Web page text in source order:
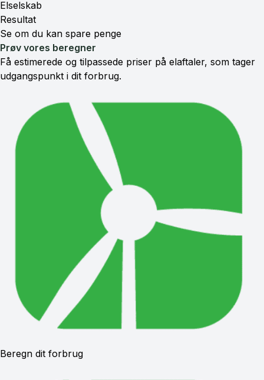
Elselskab
Resultat
Se om du kan spare penge
Prøv vores beregner
Få estimerede og tilpassede priser på elaftaler, som tager
udgangspunkt i dit forbrug.
Beregn dit forbrug